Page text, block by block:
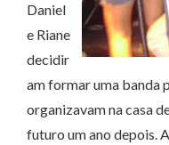
Daniel
e Riane
decidir
am formar uma banda
organizavam na casa
futuro um ano depois.